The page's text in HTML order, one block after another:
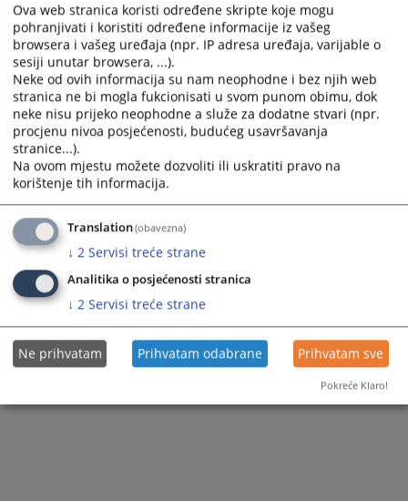
Zapamti me
Prijava
Zaboravili ste lozinku?
Želite postati član?
Ova web stranica koristi određene skripte koje mogu
pohranjivati i koristiti određene informacije iz vašeg
browsera i vašeg uređaja (npr. IP adresa uređaja, varijable o
sesiji unutar browsera, ...).
Neke od ovih informacija su nam neophodne i bez njih web
stranica ne bi mogla fukcionisati u svom punom obimu, dok
neke nisu prijeko neophodne a služe za dodatne stvari (npr.
procjenu nivoa posjećenosti, budućeg usavršavanja
stranice...).
Na ovom mjestu možete dozvoliti ili uskratiti pravo na
korištenje tih informacija.
Translation(obavezna)
↓ 2 Servisi treće strane
Analitika o posjećenosti stranica
↓ 2 Servisi treće strane
Ne prihvatam Prihvatam odabrane Prihvatam sve
Pokreće Klaro!